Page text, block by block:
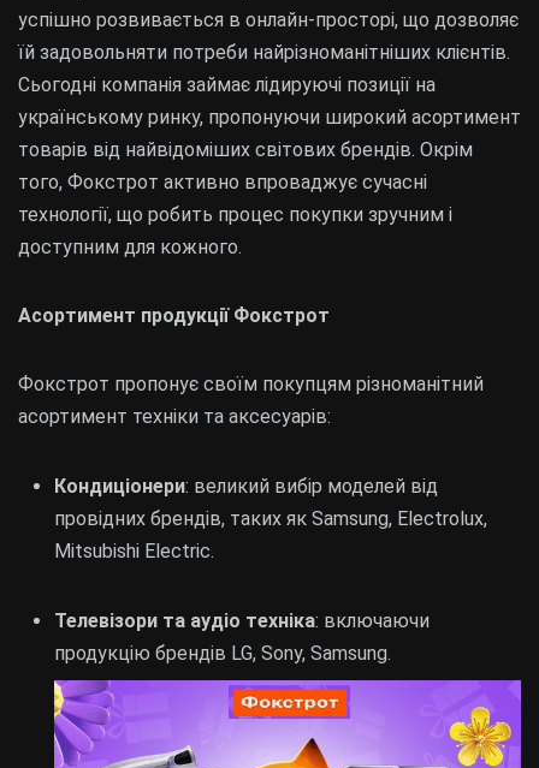
успішно розвивається в онлайн-просторі, що дозволяє
їй задовольняти потреби найрізноманітніших клієнтів.
Сьогодні компанія займає лідируючі позиції на
українському ринку, пропонуючи широкий асортимент
товарів від найвідоміших світових брендів. Окрім
того, Фокстрот активно впроваджує сучасні
технології, що робить процес покупки зручним і
доступним для кожного.
Асортимент продукції Фокстрот
Фокстрот пропонує своїм покупцям різноманітний
асортимент техніки та аксесуарів:
Кондиціонери: великий вибір моделей від
провідних брендів, таких як Samsung, Electrolux,
Mitsubishi Electric.
Телевізори та аудіо техніка: включаючи
продукцію брендів LG, Sony, Samsung.